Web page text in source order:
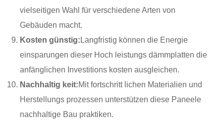
vielseitigen Wahl für verschiedene Arten von
Gebäuden macht.
Kosten günstig: Langfristig können die Energie
einsparungen dieser Hoch leistungs dämmplatten die
anfänglichen Investitions kosten ausgleichen.
Nachhaltig keit:Mit fortschritt lichen Materialien und
Herstellungs prozessen unterstützen diese Paneele
nachhaltige Bau praktiken.